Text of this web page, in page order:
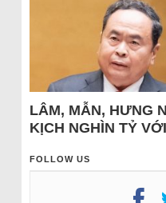
LÂM, MẪN, HƯNG
KỊCH NGHÌN TỶ
FOLLOW US